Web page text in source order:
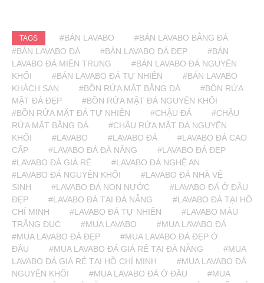
TAGS #BÁN LAVABO
#BÁN LAVABO BẰNG ĐÁ
#BÁN LAVABO ĐÁ
#BÁN LAVABO ĐÁ ĐẸP
#BÁN
LAVABO ĐÁ MIỀN TRUNG
#BÁN LAVABO ĐÁ NGUYÊN
KHỐI
#BÁN LAVABO ĐÁ TỰ NHIÊN
#BÁN LAVABO
KHÁCH SẠN
#BỒN RỬA MẶT BẰNG ĐÁ
#BỒN RỬA
MẶT ĐÁ ĐẸP
#BỒN RỬA MẶT ĐÁ NGUYÊN KHỐI
#BỒN RỬA MẶT ĐÁ TỰ NHIÊN
#CHẬU ĐÁ
#CHẬU
RỬA MẶT BẰNG ĐÁ
#CHẬU RỬA MẶT ĐÁ NGUYÊN
KHỐI
#LAVABO #LAVABO ĐÁ
#LAVABO ĐÁ CAO
CẤP
#LAVABO ĐÁ ĐÀ NẴNG
#LAVABO ĐÁ ĐẸP
#LAVABO ĐÁ GIÁ RẺ
#LAVABO ĐÁ NGHỆ AN
#LAVABO ĐÁ NGUYÊN KHỐI
#LAVABO ĐÁ NHÀ VỆ
SINH
#LAVABO ĐÁ NON NƯỚC
#LAVABO ĐÁ Ở ĐÂU
ĐẸP
#LAVABO ĐÁ TẠI ĐÀ NẴNG
#LAVABO ĐÁ TẠI HỒ
CHÍ MINH
#LAVABO ĐÁ TỰ NHIÊN
#LAVABO MÀU
TRẮNG ĐỤC
#MUA LAVABO
#MUA LAVABO ĐÁ
#MUA LAVABO ĐÁ ĐẸP
#MUA LAVABO ĐÁ ĐẸP Ở
ĐÂU
#MUA LAVABO ĐÁ GIÁ RẺ TẠI ĐÀ NẴNG
#MUA
LAVABO ĐÁ GIÁ RẺ TẠI HỒ CHÍ MINH
#MUA LAVABO ĐÁ
NGUYÊN KHỐI
#MUA LAVABO ĐÁ Ở ĐÂU
#MUA